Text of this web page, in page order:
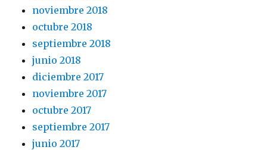
noviembre 2018
octubre 2018
septiembre 2018
junio 2018
diciembre 2017
noviembre 2017
octubre 2017
septiembre 2017
junio 2017